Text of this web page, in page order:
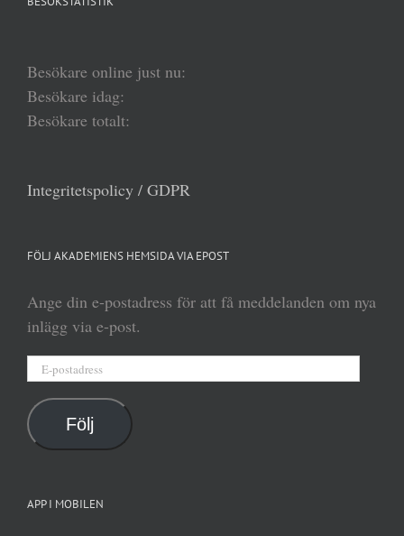
Besökare online just nu:
Besökare idag:
Besökare totalt:
Integritetspolicy / GDPR
FÖLJ AKADEMIENS HEMSIDA VIA EPOST
Ange din e-postadress för att få meddelanden om nya
inlägg via e-post.
Följ
APP I MOBILEN